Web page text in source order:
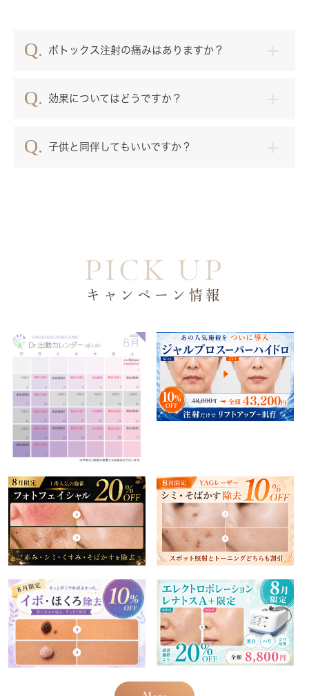
ボトックス注射の痛みはありますか？
効果についてはどうですか？
子供と同伴してもいいですか？
PICK UP
キャンペーン情報